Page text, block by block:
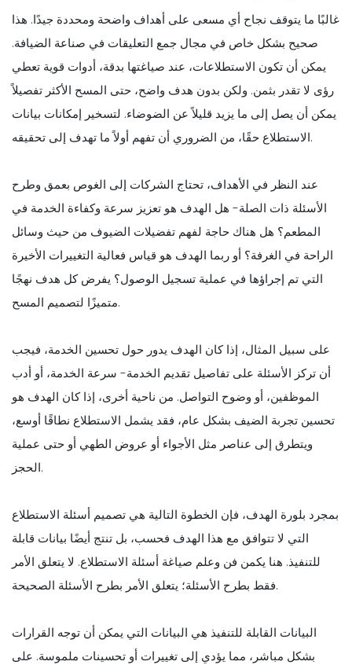
غالبًا ما يتوقف نجاح أي مسعى على أهداف واضحة ومحددة جيدًا. هذا
صحيح بشكل خاص في مجال جمع التعليقات في صناعة الضيافة.
يمكن أن تكون الاستطلاعات، عند صياغتها بدقة، أدوات قوية تعطي
رؤى لا تقدر بثمن. ولكن بدون هدف واضح، حتى المسح الأكثر تفصيلاً
يمكن أن يصل إلى ما يزيد قليلاً عن الضوضاء. لتسخير إمكانات بيانات
الاستطلاع حقًا، من الضروري أن تفهم أولاً ما تهدف إلى تحقيقه.
عند النظر في الأهداف، تحتاج الشركات إلى الغوص بعمق وطرح
الأسئلة ذات الصلة- هل الهدف هو تعزيز سرعة وكفاءة الخدمة في
المطعم؟ هل هناك حاجة لفهم تفضيلات الضيوف من حيث وسائل
الراحة في الغرفة؟ أو ربما الهدف هو قياس فعالية التغييرات الأخيرة
التي تم إجراؤها في عملية تسجيل الوصول؟ يفرض كل هدف نهجًا
متميزًا لتصميم المسح.
على سبيل المثال، إذا كان الهدف يدور حول تحسين الخدمة، فيجب
أن تركز الأسئلة على تفاصيل تقديم الخدمة- سرعة الخدمة، أو أدب
الموظفين، أو وضوح التواصل. من ناحية أخرى، إذا كان الهدف هو
تحسين تجربة الضيف بشكل عام، فقد يشمل الاستطلاع نطاقًا أوسع،
ويتطرق إلى عناصر مثل الأجواء أو عروض الطهي أو حتى عملية
الحجز.
بمجرد بلورة الهدف، فإن الخطوة التالية هي تصميم أسئلة الاستطلاع
التي لا تتوافق مع هذا الهدف فحسب، بل تنتج أيضًا بيانات قابلة
للتنفيذ. هنا يكمن فن وعلم صياغة أسئلة الاستطلاع. لا يتعلق الأمر
فقط بطرح الأسئلة؛ يتعلق الأمر بطرح الأسئلة الصحيحة.
البيانات القابلة للتنفيذ هي البيانات التي يمكن أن توجه القرارات
بشكل مباشر، مما يؤدي إلى تغييرات أو تحسينات ملموسة. على